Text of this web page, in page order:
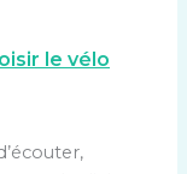
le vélo